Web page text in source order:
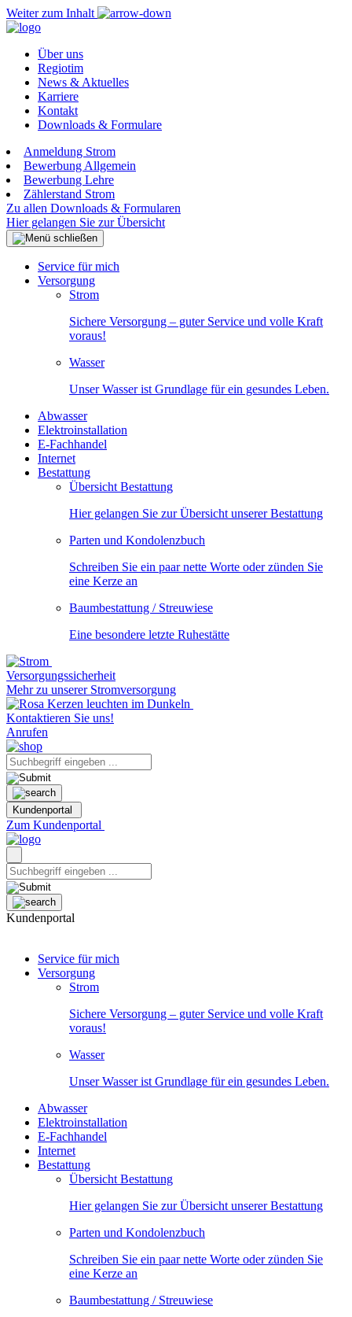
Weiter zum Inhalt
Über uns
Regiotim
News & Aktuelles
Karriere
Kontakt
Downloads & Formulare
Anmeldung Strom
Bewerbung Allgemein
Bewerbung Lehre
Zählerstand Strom
Zu allen Downloads & Formularen
Hier gelangen Sie zur Übersicht
Service für mich
Versorgung
Strom
Sichere Versorgung – guter Service und volle Kraft
voraus!
Wasser
Unser Wasser ist Grundlage für ein gesundes Leben.
Abwasser
Elektroinstallation
E-Fachhandel
Internet
Bestattung
Übersicht Bestattung
Hier gelangen Sie zur Übersicht unserer Bestattung
Parten und Kondolenzbuch
Schreiben Sie ein paar nette Worte oder zünden Sie
eine Kerze an
Baumbestattung / Streuwiese
Eine besondere letzte Ruhestätte
Versorgungssicherheit
Mehr zu unserer Stromversorgung
Kontaktieren Sie uns!
Anrufen
Kundenportal
Zum Kundenportal
Kundenportal
Service für mich
Versorgung
Strom
Sichere Versorgung – guter Service und volle Kraft
voraus!
Wasser
Unser Wasser ist Grundlage für ein gesundes Leben.
Abwasser
Elektroinstallation
E-Fachhandel
Internet
Bestattung
Übersicht Bestattung
Hier gelangen Sie zur Übersicht unserer Bestattung
Parten und Kondolenzbuch
Schreiben Sie ein paar nette Worte oder zünden Sie
eine Kerze an
Baumbestattung / Streuwiese